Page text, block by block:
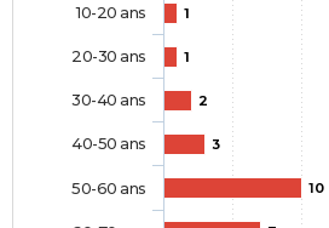
1
1
2
3
10
10-20 ans
20-30 ans
30-40 ans
40-50 ans
50-60 ans